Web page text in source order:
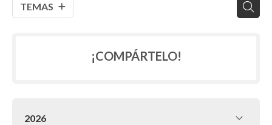
TEMAS
¡COMPÁRTELO!
2026